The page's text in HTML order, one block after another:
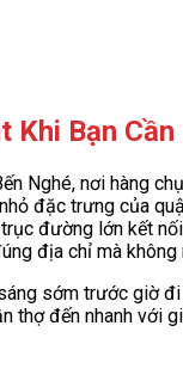
Khi Bạn Cần
Nghé, nơi hàng
đặc trưng của
đường lớn kết
địa chỉ mà
sớm trước giờ
thợ đến nhanh với